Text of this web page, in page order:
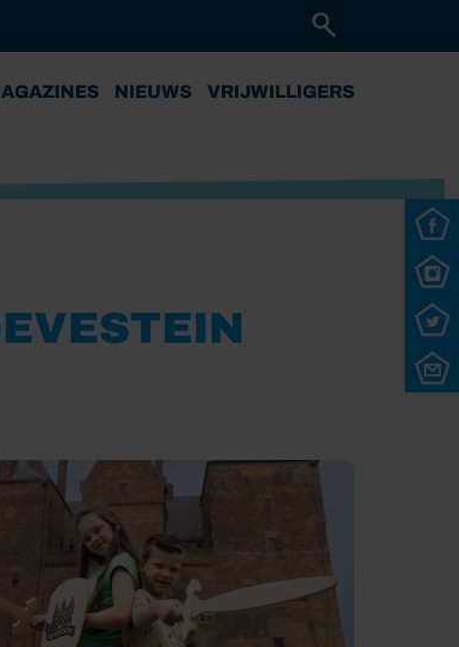
NIEUWS VRIJWILLIGERS